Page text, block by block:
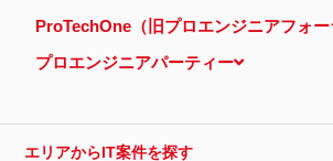
ProTechOne（旧プロエンジニアフォ
プロエンジニアパーティー
エリアからIT案件を探す